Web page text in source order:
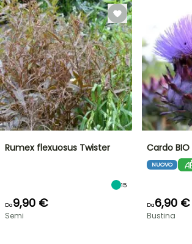
Rumex flexuosus Twister
15
Da9,90 €
Semi
Cardo BIO
NUOVO
Da6,90 €
Bustina